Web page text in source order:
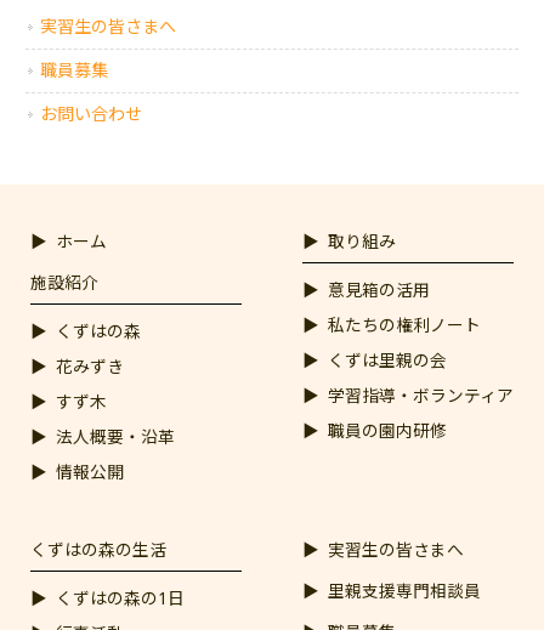
実習生の皆さまへ
職員募集
お問い合わせ
ホーム
施設紹介
くずはの森
花みずき
すず木
法人概要・沿革
情報公開
取り組み
意見箱の活用
私たちの権利ノート
くずは里親の会
学習指導・ボランティア
職員の園内研修
くずはの森の生活
くずはの森の1日
実習生の皆さまへ
里親支援専門相談員